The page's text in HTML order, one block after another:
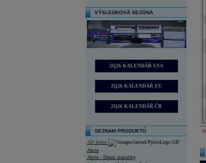
VÝSLEDKOVÁ SEZÓNA
2Q26 KALENDÁŘ USA
2Q26 KALENDÁŘ EU
2Q26 KALENDÁŘ ČR
SEZNAM PRODUKTŮ
AD Index
Akcie
Akcie - Denní statistiky
R